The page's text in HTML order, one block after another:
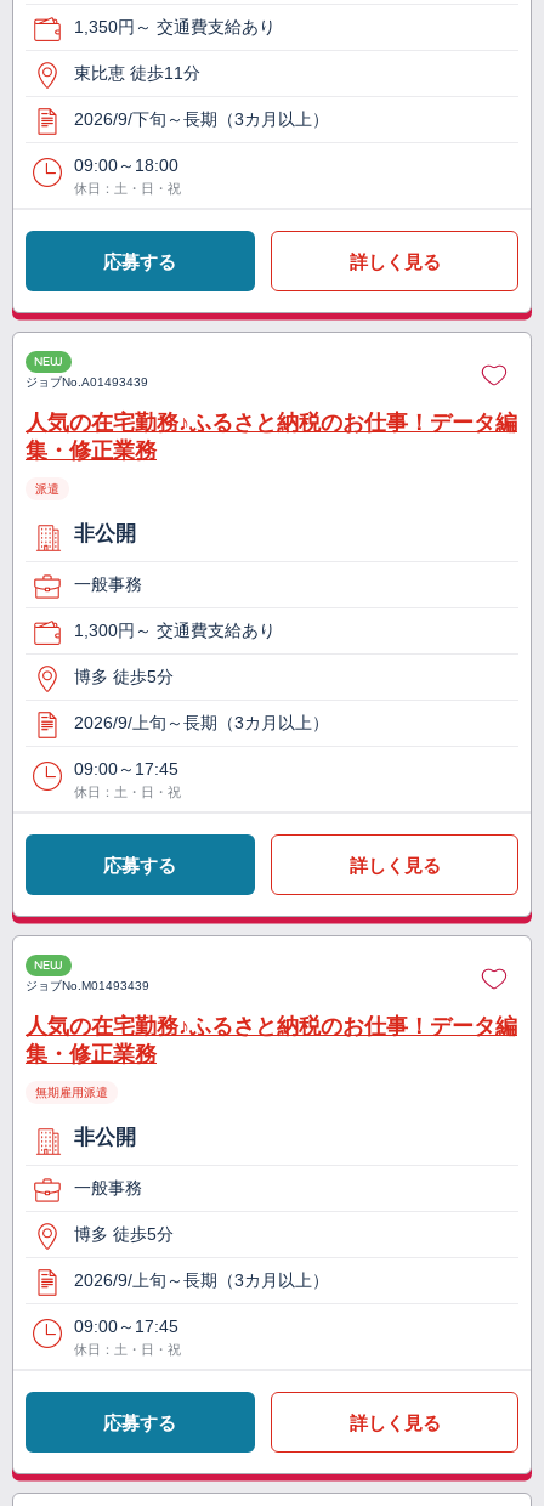
1,350円～ 交通費支給あり
東比恵 徒歩11分
2026/9/下旬～長期（3カ月以上）
09:00～18:00
休日：土・日・祝
応募する 詳しく見る
NEW
ジョブNo.A01493439
人気の在宅勤務♪ふるさと納税のお仕事！データ編
集・修正業務
派遣
非公開
一般事務
1,300円～ 交通費支給あり
博多 徒歩5分
2026/9/上旬～長期（3カ月以上）
09:00～17:45
休日：土・日・祝
応募する 詳しく見る
NEW
ジョブNo.M01493439
人気の在宅勤務♪ふるさと納税のお仕事！データ編
集・修正業務
無期雇用派遣
非公開
一般事務
博多 徒歩5分
2026/9/上旬～長期（3カ月以上）
09:00～17:45
休日：土・日・祝
応募する 詳しく見る